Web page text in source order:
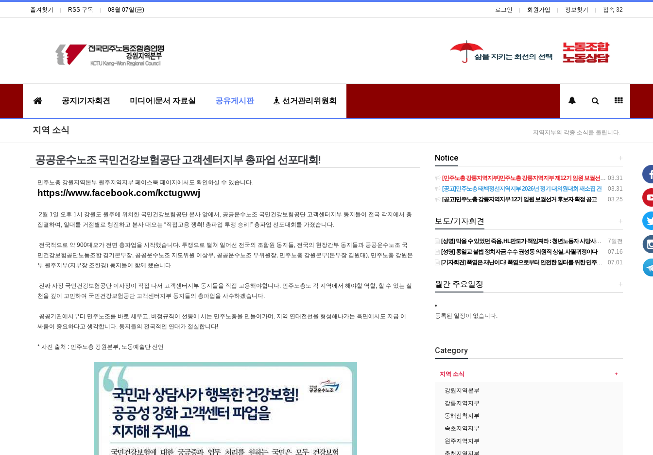
즐겨찾기 RSS 구독 08월 07일(금) 로그인 회원가입 정보찾기 접속 32
공지|기자회견 미디어|문서 자료실 공유게시판 선거관리위원회
지역 소식 지역지부의 각종 소식을 올립니다.
공공운수노조 국민건강보험공단 고객센터지부 총파업 선포대회!
민주노총 강원지역본부 원주지역지부 페이스북 페이지에서도 확인하실 수 있습니다.
https://www.facebook.com/kctugwwj
2월 1일 오후 1시 강원도 원주에 위치한 국민건강보험공단 본사 앞에서, 공공운수노조 국민건강보험공단 고객센터지부 동지들이 전국 각지에서 총
집결하여, 일대를 거점별로 행진하고 본사 대오는 “직접고용 쟁취! 총파업 투쟁 승리!” 총파업 선포대회를 가졌습니다.
전국적으로 약 900대오가 전면 총파업을 시작했습니다. 투쟁으로 떨쳐 일어선 전국의 조합원 동지들, 전국의 현장간부 동지들과 공공운수노조 국
민건강보험공단노동조합 경기본부장, 공공운수노조 지도위원 이상무, 공공운수노조 부위원장, 민주노총 강원본부(본부장 김원대), 민주노총 강원본
부 원주지부(지부장 조한경) 동지들이 함께 했습니다.
진짜 사장 국민건강보험공단 이사장이 직접 나서 고객센터지부 동지들을 직접 고용해야합니다. 민주노총도 각 지역에서 해야할 역할, 할 수 있는 실
천을 깊이 고민하여 국민건강보험공단 고객센터지부 동지들의 총파업을 사수하겠습니다.
공공기관에서부터 민주노조를 바로 세우고, 비정규직이 선봉에 서는 민주노총을 만들어가며, 지역 연대전선을 형성해나가는 측면에서도 지금 이
싸움이 중요하다고 생각합니다. 동지들의 전국적인 연대가 절실합니다!
* 사진 출처 : 민주노총 강원본부, 노동예술단 선언
+
Notice
03.31
[민주노총 강릉지역지부]민주노총 강릉지역지부 제12기 임원 보궐선거결과 공고
03.31
[공고]민주노총 태백정선지역지부 2026년 정기 대의원대회 재소집 건
03.25
[공고]민주노총 강릉지역지부 12기 임원 보궐선거 후보자 확정 공고
+
보도/기자회견
7일전
[성명] 막을 수 있었던 죽음, HL만도가 책임져라 : 청년노동자 사망사고의 철저한 진상규명과 재발방지 대책 마련하라
07.16
[성명] 통일교 불법 정치자금 수수 권성동 의원직 상실, 사필귀정이다
07.01
[기자회견] 폭염은 재난이다! 폭염으로부터 안전한 일터를 위한 민주노총 강원지역본부 폭염감시단 선포 기자회견
+
월간 주요일정
등록된 일정이 없습니다.
Category
지역 소식
강원지역본부
강릉지역지부
동해삼척지부
속초지역지부
원주지역지부
춘천지역지부